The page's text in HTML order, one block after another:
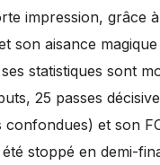
impression, grâce
son aisance
statistiques sont
25 passes
confondues) et son
stoppé en demi-